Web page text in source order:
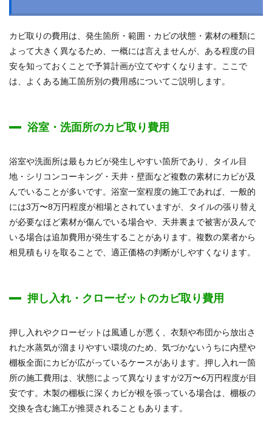
カビ取りの費用は、発生箇所・範囲・カビの状態・素材の種類に
よって大きく異なるため、一概には言えませんが、ある程度の目
安を知っておくことで予算計画が立てやすくなります。ここで
は、よくある施工箇所別の費用感についてご説明します。
浴室・洗面所のカビ取り費用
浴室や洗面所は最もカビが発生しやすい箇所であり、タイル目
地・シリコンコーキング・天井・壁面など複数の素材にカビが及
んでいることが多いです。浴室一室程度の施工であれば、一般的
には3万〜8万円程度が相場とされていますが、タイルの張り替え
が必要なほど素材が傷んでいる場合や、天井裏まで被害が及んで
いる場合は追加費用が発生することがあります。複数の業者から
相見積もりを取ることで、適正価格の判断がしやすくなります。
押し入れ・クローゼットのカビ取り費用
押し入れやクローゼットは風通しが悪く、衣類や布団から放出さ
れた水蒸気が溜まりやすい環境のため、気づかないうちに内壁や
棚板全面にカビが広がっているケースがあります。押し入れ一箇
所の施工費用は、状態によって異なりますが2万〜6万円程度が目
安です。木製の棚板に深くカビが根を張っている場合は、棚板の
交換を含む施工が推奨されることもあります。